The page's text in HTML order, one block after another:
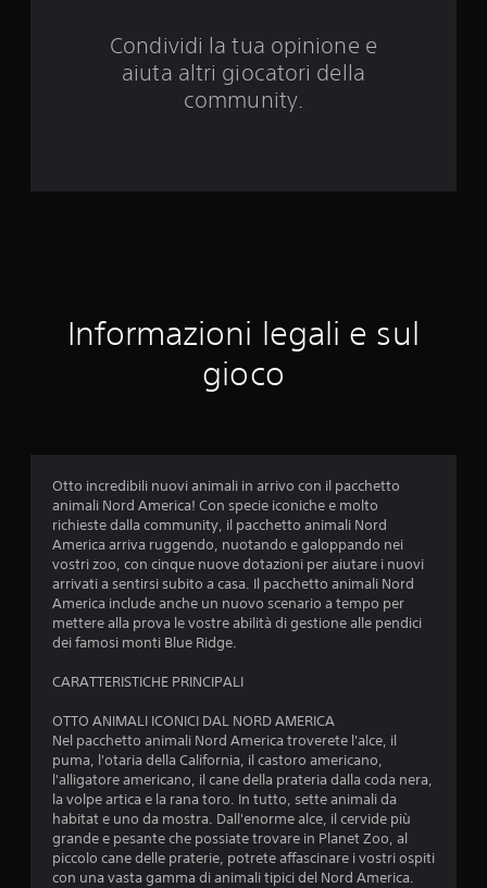
t
i
o
n
i
Condividi la tua opinione e
aiuta altri giocatori della
community.
Informazioni legali e sul
gioco
Otto incredibili nuovi animali in arrivo con il pacchetto
animali Nord America! Con specie iconiche e molto
richieste dalla community, il pacchetto animali Nord
America arriva ruggendo, nuotando e galoppando nei
vostri zoo, con cinque nuove dotazioni per aiutare i nuovi
arrivati a sentirsi subito a casa. Il pacchetto animali Nord
America include anche un nuovo scenario a tempo per
mettere alla prova le vostre abilità di gestione alle pendici
dei famosi monti Blue Ridge.
CARATTERISTICHE PRINCIPALI
OTTO ANIMALI ICONICI DAL NORD AMERICA
Nel pacchetto animali Nord America troverete l'alce, il
puma, l'otaria della California, il castoro americano,
l'alligatore americano, il cane della prateria dalla coda nera,
la volpe artica e la rana toro. In tutto, sette animali da
habitat e uno da mostra. Dall'enorme alce, il cervide più
grande e pesante che possiate trovare in Planet Zoo, al
piccolo cane delle praterie, potrete affascinare i vostri ospiti
con una vasta gamma di animali tipici del Nord America.